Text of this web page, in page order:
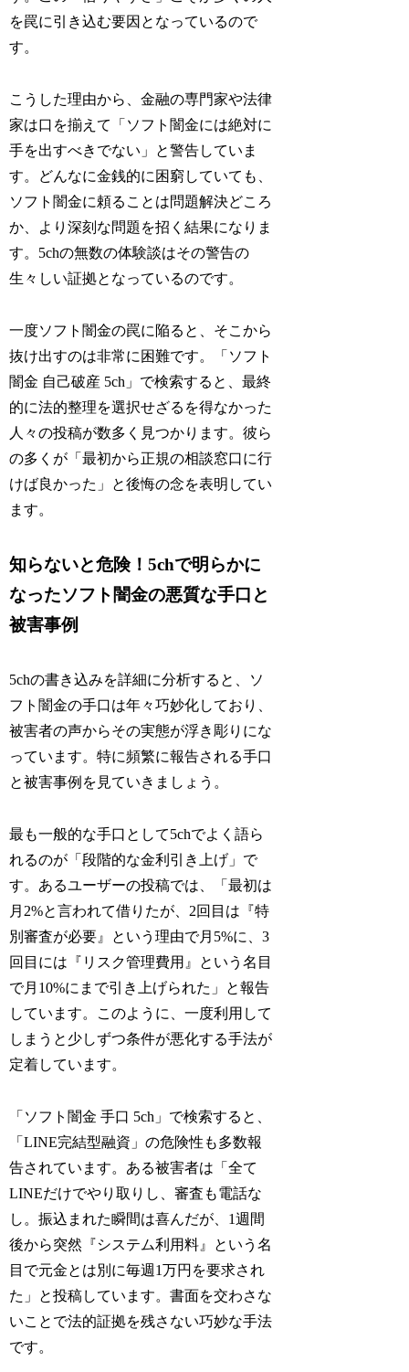
を罠に引き込む要因となっているので
す。
こうした理由から、金融の専門家や法律
家は口を揃えて「ソフト闇金には絶対に
手を出すべきでない」と警告していま
す。どんなに金銭的に困窮していても、
ソフト闇金に頼ることは問題解決どころ
か、より深刻な問題を招く結果になりま
す。5chの無数の体験談はその警告の
生々しい証拠となっているのです。
一度ソフト闇金の罠に陥ると、そこから
抜け出すのは非常に困難です。「ソフト
闇金 自己破産 5ch」で検索すると、最終
的に法的整理を選択せざるを得なかった
人々の投稿が数多く見つかります。彼ら
の多くが「最初から正規の相談窓口に行
けば良かった」と後悔の念を表明してい
ます。
知らないと危険！5chで明らかに
なったソフト闇金の悪質な手口と
被害事例
5chの書き込みを詳細に分析すると、ソ
フト闇金の手口は年々巧妙化しており、
被害者の声からその実態が浮き彫りにな
っています。特に頻繁に報告される手口
と被害事例を見ていきましょう。
最も一般的な手口として5chでよく語ら
れるのが「段階的な金利引き上げ」で
す。あるユーザーの投稿では、「最初は
月2%と言われて借りたが、2回目は『特
別審査が必要』という理由で月5%に、3
回目には『リスク管理費用』という名目
で月10%にまで引き上げられた」と報告
しています。このように、一度利用して
しまうと少しずつ条件が悪化する手法が
定着しています。
「ソフト闇金 手口 5ch」で検索すると、
「LINE完結型融資」の危険性も多数報
告されています。ある被害者は「全て
LINEだけでやり取りし、審査も電話な
し。振込まれた瞬間は喜んだが、1週間
後から突然『システム利用料』という名
目で元金とは別に毎週1万円を要求され
た」と投稿しています。書面を交わさな
いことで法的証拠を残さない巧妙な手法
です。